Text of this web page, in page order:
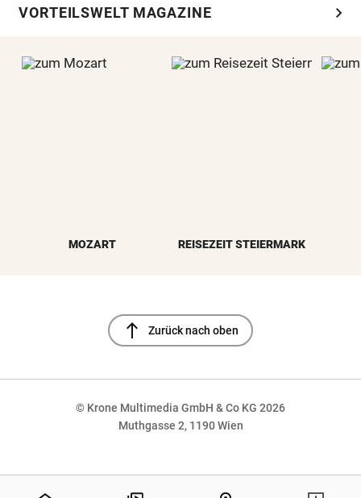
VORTEILSWELT MAGAZINE chevron_right
MOZART REISEZEIT STEIERMARK
north Zurück nach oben
© Krone Multimedia GmbH & Co KG 2026
Muthgasse 2, 1190 Wien
NaN%